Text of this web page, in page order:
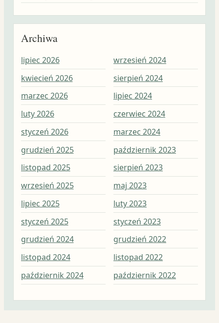
Archiwa
lipiec 2026
kwiecień 2026
marzec 2026
luty 2026
styczeń 2026
grudzień 2025
listopad 2025
wrzesień 2025
lipiec 2025
styczeń 2025
grudzień 2024
listopad 2024
październik 2024
wrzesień 2024
sierpień 2024
lipiec 2024
czerwiec 2024
marzec 2024
październik 2023
sierpień 2023
maj 2023
luty 2023
styczeń 2023
grudzień 2022
listopad 2022
październik 2022